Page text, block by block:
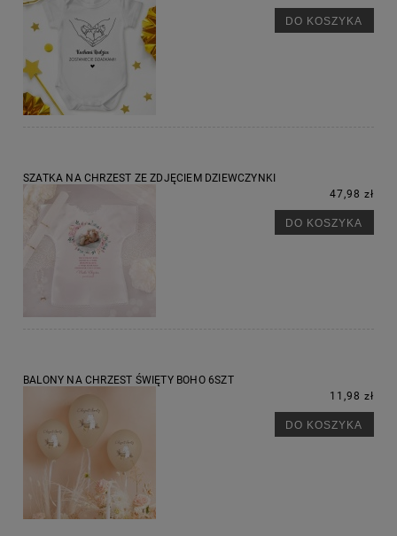
DO KOSZYKA
SZATKA NA CHRZEST ZE ZDJĘCIEM DZIEWCZYNKI
47,98 zł
DO KOSZYKA
BALONY NA CHRZEST ŚWIĘTY BOHO 6SZT
11,98 zł
DO KOSZYKA